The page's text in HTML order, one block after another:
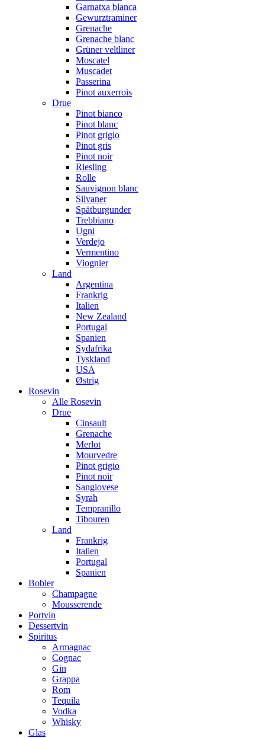
Garnatxa blanca
Gewurztraminer
Grenache
Grenache blanc
Grüner veltliner
Moscatel
Muscadet
Passerina
Pinot auxerrois
Drue
Pinot bianco
Pinot blanc
Pinot grigio
Pinot gris
Pinot noir
Riesling
Rolle
Sauvignon blanc
Silvaner
Spätburgunder
Trebbiano
Ugni
Verdejo
Vermentino
Viognier
Land
Argentina
Frankrig
Italien
New Zealand
Portugal
Spanien
Sydafrika
Tyskland
USA
Østrig
Rosevin
Alle Rosevin
Drue
Cinsault
Grenache
Merlot
Mourvedre
Pinot grigio
Pinot noir
Sangiovese
Syrah
Tempranillo
Tibouren
Land
Frankrig
Italien
Portugal
Spanien
Bobler
Champagne
Mousserende
Portvin
Dessertvin
Spiritus
Armagnac
Cognac
Gin
Grappa
Rom
Tequila
Vodka
Whisky
Glas